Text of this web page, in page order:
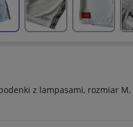
z lampasami, rozmiar